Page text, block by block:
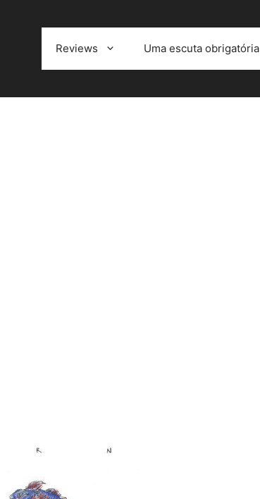
Reviews Uma escuta obrigatória